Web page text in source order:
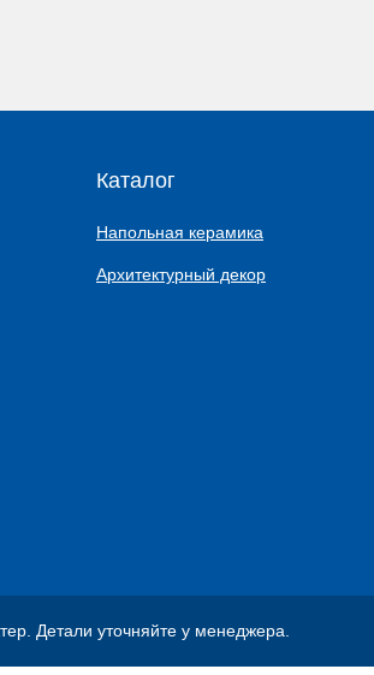
Каталог
Напольная керамика
Архитектурный декор
Детали уточняйте у менеджера.